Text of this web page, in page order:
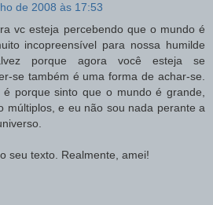
de 2008 às 17:53
vc esteja percebendo que o mundo é
incopreensível para nossa humilde
porque agora você esteja se
se também é uma forma de achar-se.
é porque sinto que o mundo é grande,
múltiplos, e eu não sou nada perante a
seu texto. Realmente, amei!